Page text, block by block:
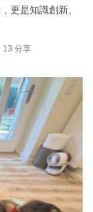
更是知識創新、
13 分享